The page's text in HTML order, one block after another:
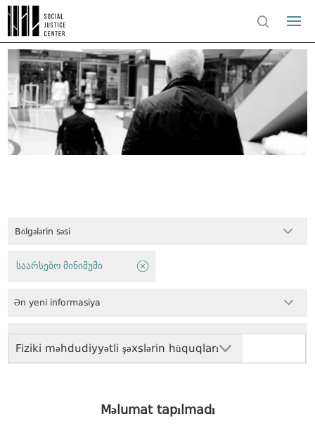
Bölgələrin səsi
Fiziki məhdudiyyətli şəxslərin hüquqları
საარსებო მინიმუმი
Ən yeni informasiya
Məlumat tapılmadı